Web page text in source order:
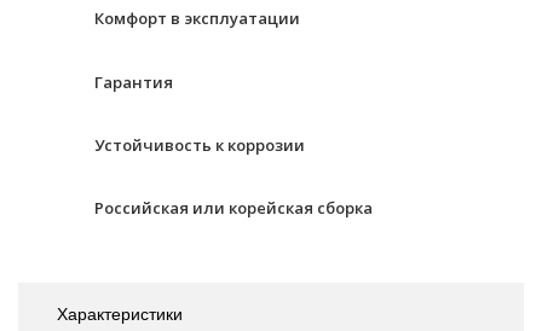
Комфорт в эксплуатации
Гарантия
Устойчивость к коррозии
Российская или корейская сборка
Характеристики